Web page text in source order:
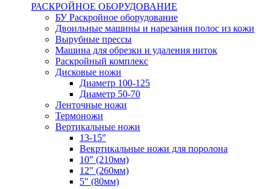
РАСКРОЙНОЕ ОБОРУДОВАНИЕ
БУ Раскройное оборудование
Двоильные машины и нарезания полос из кожи
Вырубные прессы
Машина для обрезки и удаления ниток
Раскройный комплекс
Дисковые ножи
Диаметр 100-125
Диаметр 50-70
Ленточные ножи
Термоножи
Вертикальные ножи
13-15"
Векртикальные ножи для поролона
10" (210мм)
12" (260мм)
5" (80мм)